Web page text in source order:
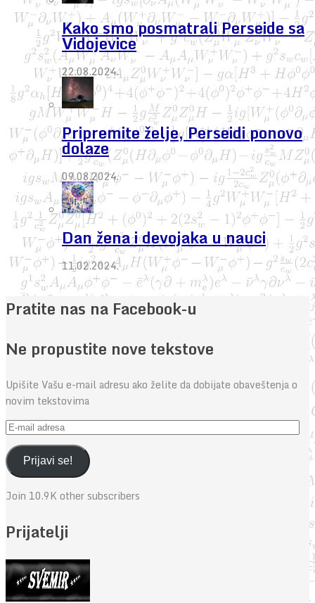
Kako smo posmatrali Perseide sa
Vidojevice
22.08.2024.
Pripremite želje, Perseidi ponovo
dolaze
09.08.2024.
Dan žena i devojaka u nauci
11.02.2024.
Pratite nas na Facebook-u
Ne propustite nove tekstove
Upišite Vašu e-mail adresu ako želite da dobijate obaveštenja o
novim tekstovima
E-
mail
adresaPrijavi se!
Join 10.9K other subscribers
Prijatelji